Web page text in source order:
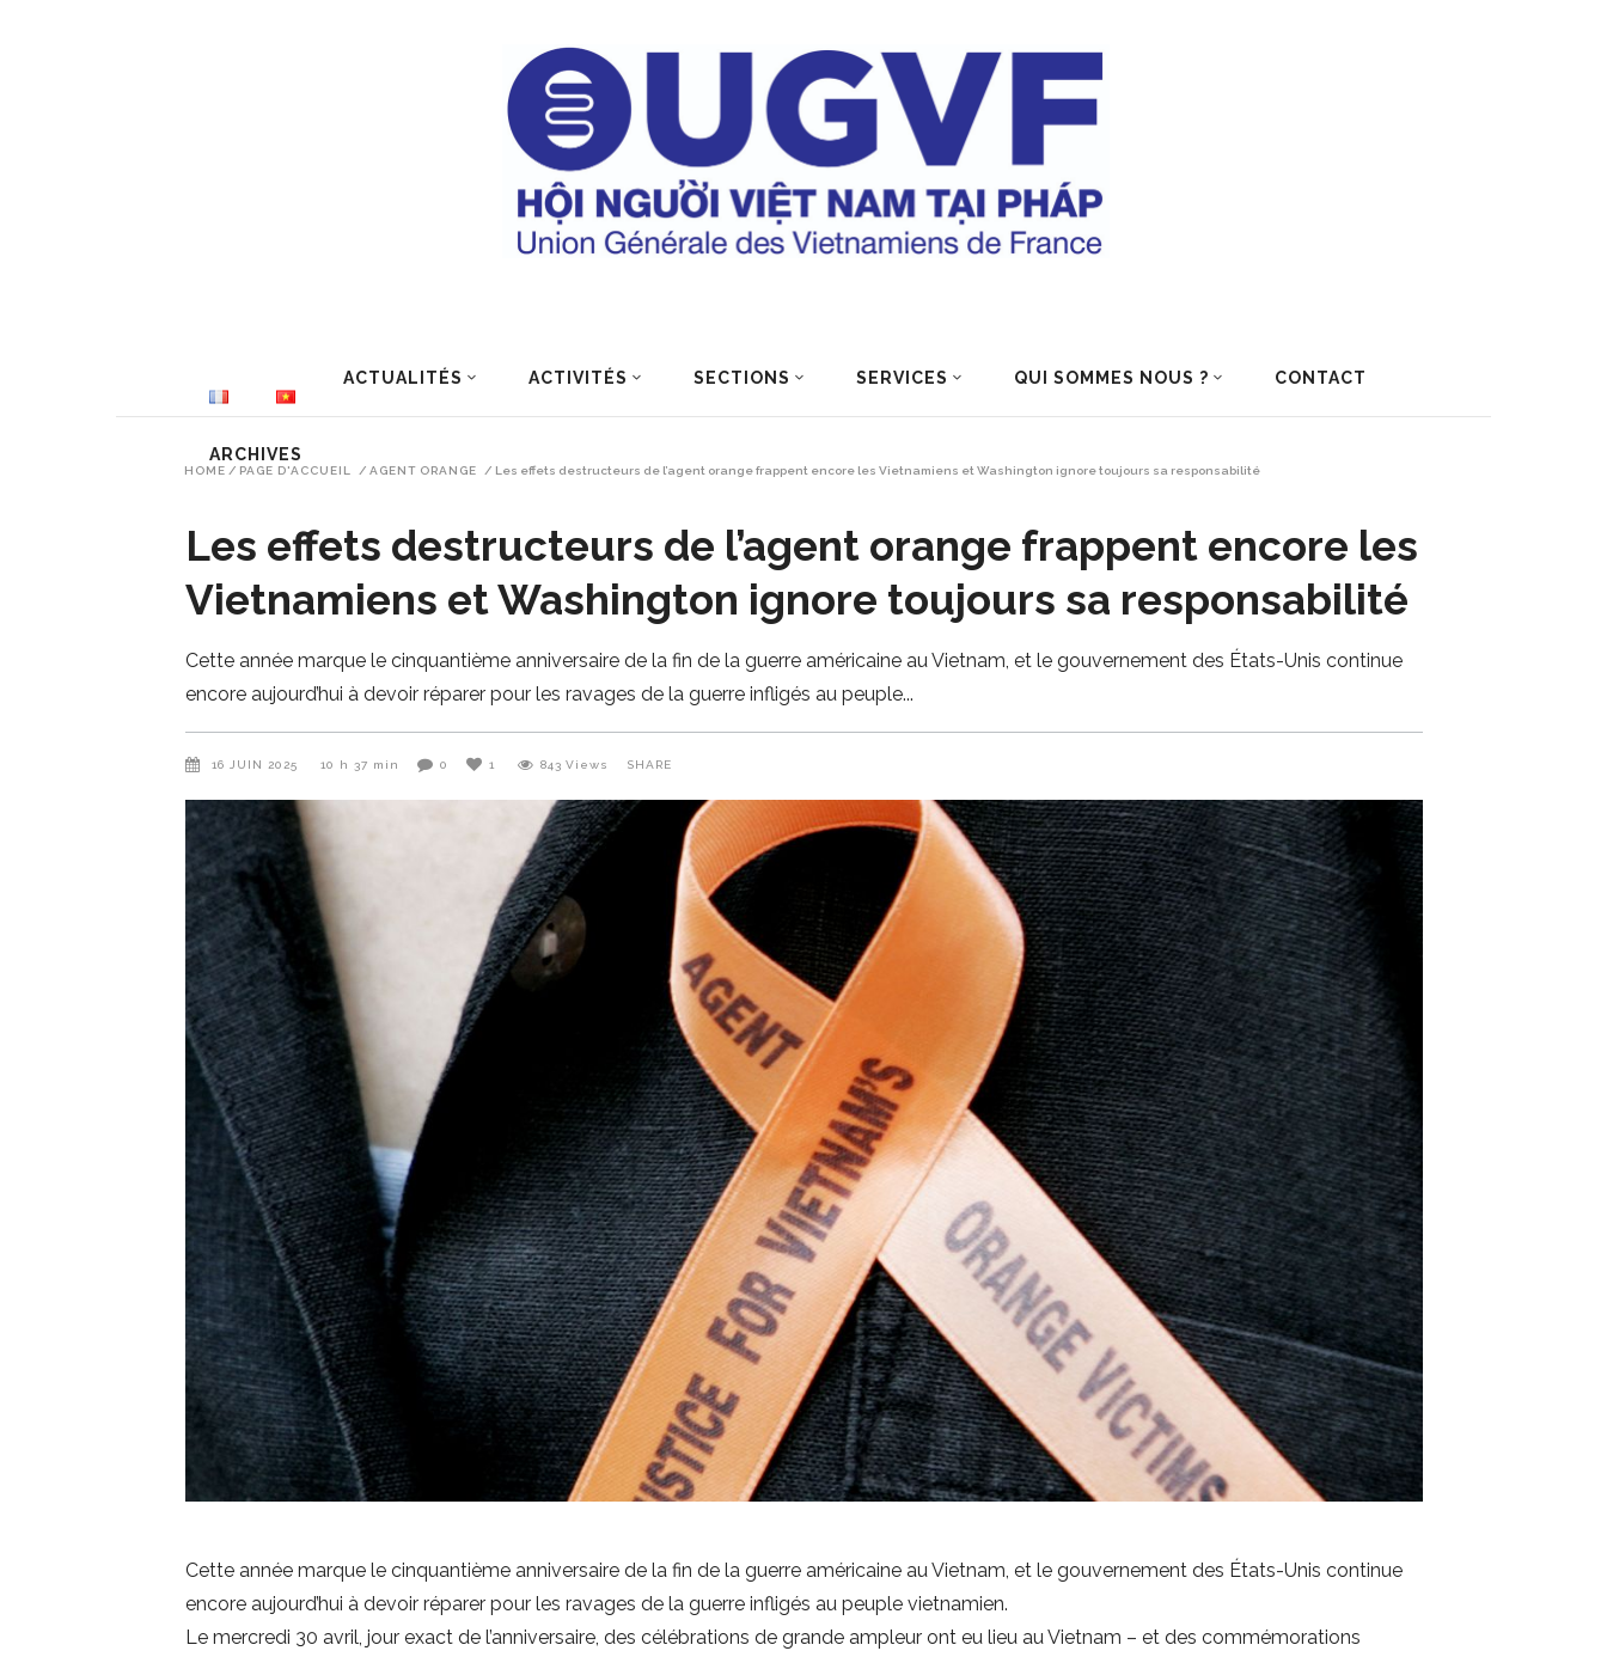
ACTUALITÉS ACTIVITÉS SECTIONS SERVICES QUI SOMMES NOUS ? CONTACT
ARCHIVES
HOME / PAGE D'ACCUEIL / AGENT ORANGE / Les effets destructeurs de l’agent orange frappent encore les Vietnamiens et Washington ignore toujours sa responsabilité
Les effets destructeurs de l’agent orange frappent encore les
Vietnamiens et Washington ignore toujours sa responsabilité
Cette année marque le cinquantième anniversaire de la fin de la guerre américaine au Vietnam, et le gouvernement des États-Unis continue
encore aujourd’hui à devoir réparer pour les ravages de la guerre infligés au peuple
16 JUIN 2025 10 h 37 min 0 1 843 Views SHARE
Cette année marque le cinquantième anniversaire de la fin de la guerre américaine au Vietnam, et le gouvernement des États-Unis continue
encore aujourd’hui à devoir réparer pour les ravages de la guerre infligés au peuple vietnamien.
Le mercredi 30 avril, jour exact de l’anniversaire, des célébrations de grande ampleur ont eu lieu au Vietnam – et des commémorations